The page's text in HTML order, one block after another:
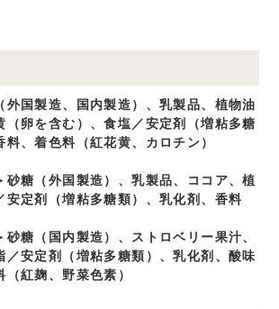
外国製造、国内製造）、乳製品、植物油
（卵を含む）、食塩／安定剤（増粘多糖
、着色料（紅花黄、カロチン）
砂糖（外国製造）、乳製品、ココア、植
安定剤（増粘多糖類）、乳化剤、香料
砂糖（国内製造）、ストロベリー果汁、
／安定剤（増粘多糖類）、乳化剤、酸味
紅麹、野菜色素）